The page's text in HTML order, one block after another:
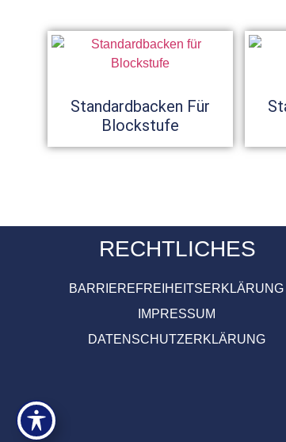
Standardbacken Für
Blockstufe
RECHTLICHES
BARRIEREFREIHEITSERKLÄRUNG
IMPRESSUM
DATENSCHUTZERKLÄRUNG